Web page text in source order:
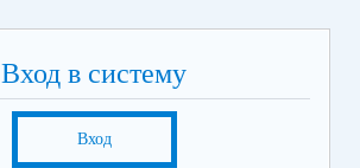
Вход в систему
Вход